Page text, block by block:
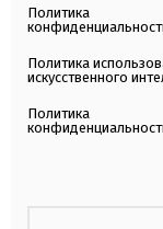
Политика
Политика
искусственного
Политика